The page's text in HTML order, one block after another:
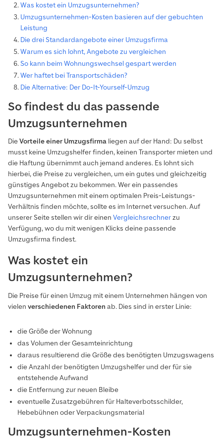
Was kostet ein Umzugsunternehmen?
Umzugsunternehmen-Kosten basieren auf der gebuchten
Leistung
Die drei Standardangebote einer Umzugsfirma
Warum es sich lohnt, Angebote zu vergleichen
So kann beim Wohnungswechsel gespart werden
Wer haftet bei Transportschäden?
Die Alternative: Der Do-It-Yourself-Umzug
So findest du das passende
Umzugsunternehmen
DieVorteile einer Umzugsfirma liegen auf der Hand: Du selbst
musst keine Umzugshelfer finden, keinen Transporter mieten und
die Haftung übernimmt auch jemand anderes. Es lohnt sich
hierbei, die Preise zu vergleichen, um ein gutes und gleichzeitig
günstiges Angebot zu bekommen. Wer ein passendes
Umzugsunternehmen mit einem optimalen Preis-Leistungs-
Verhältnis finden möchte, sollte es im Internet versuchen. Auf
unserer Seite stellen wir dir einen Vergleichsrechnerzu
Verfügung, wo du mit wenigen Klicks deine passende
Umzugsfirma findest.
Was kostet ein
Umzugsunternehmen?
Die Preise für einen Umzug mit einem Unternehmen hängen von
vielen verschiedenen Faktoren ab. Dies sind in erster Linie:
die Größe der Wohnung
das Volumen der Gesamteinrichtung
daraus resultierend die Größe des benötigten Umzugswagens
die Anzahl der benötigten Umzugshelfer und der für sie
entstehende Aufwand
die Entfernung zur neuen Bleibe
eventuelle Zusatzgebühren für Halteverbotsschilder,
Hebebühnen oder Verpackungsmaterial
Umzugsunternehmen-Kosten